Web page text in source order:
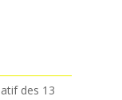
des 13